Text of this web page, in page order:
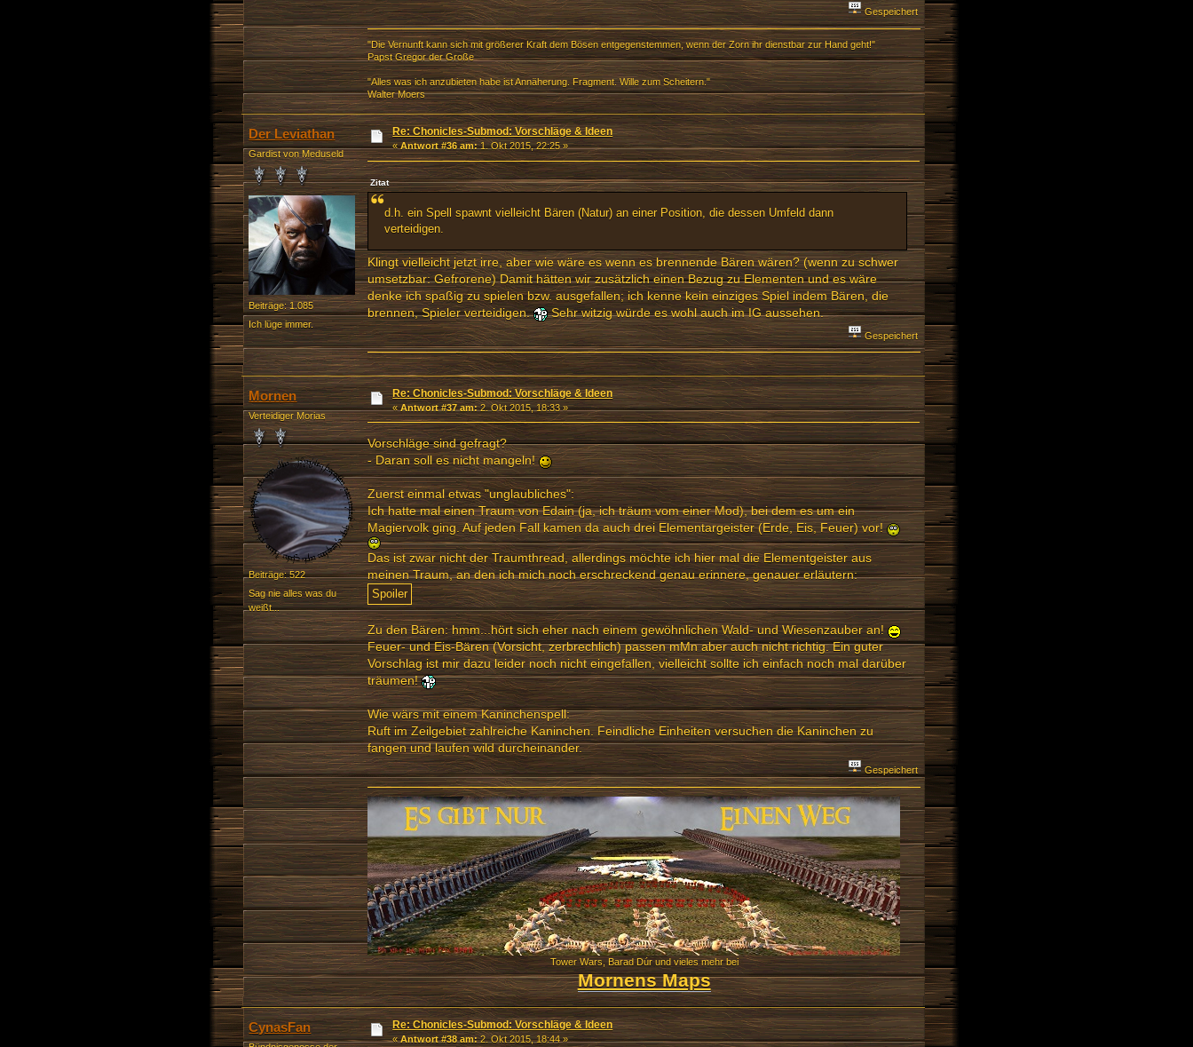
Gespeichert
"Die Vernunft kann sich mit größerer Kraft dem Bösen entgegenstemmen, wenn der Zorn ihr dienstbar zur Hand geht!"
Papst Gregor der Große
"Alles was ich anzubieten habe ist Annäherung. Fragment. Wille zum Scheitern."
Walter Moers
Der Leviathan
Gardist von Meduseld
Beiträge: 1.085
Ich lüge immer.
Re: Chonicles-Submod: Vorschläge & Ideen
«Antwort #36 am:1. Okt 2015, 22:25 »
Zitat
d.h. ein Spell spawnt vielleicht Bären (Natur) an einer Position, die dessen Umfeld dann
verteidigen.
Klingt vielleicht jetzt irre, aber wie wäre es wenn es brennende Bären wären? (wenn zu schwer
umsetzbar: Gefrorene) Damit hätten wir zusätzlich einen Bezug zu Elementen und es wäre
denke ich spaßig zu spielen bzw. ausgefallen; ich kenne kein einziges Spiel indem Bären, die
brennen, Spieler verteidigen.
Sehr witzig würde es wohl auch im IG aussehen.
Gespeichert
Mornen
Verteidiger Morias
Beiträge: 522
Sag nie alles was du
weißt...
Re: Chonicles-Submod: Vorschläge & Ideen
«Antwort #37 am:2. Okt 2015, 18:33 »
Vorschläge sind gefragt?
- Daran soll es nicht mangeln!
Zuerst einmal etwas "unglaubliches":
Ich hatte mal einen Traum von Edain (ja, ich träum vom einer Mod), bei dem es um ein
Magiervolk ging. Auf jeden Fall kamen da auch drei Elementargeister (Erde, Eis, Feuer) vor!
Das ist zwar nicht der Traumthread, allerdings möchte ich hier mal die Elementgeister aus
meinen Traum, an den ich mich noch erschreckend genau erinnere, genauer erläutern:
Zu den Bären: hmm...hört sich eher nach einem gewöhnlichen Wald- und Wiesenzauber an!
Feuer- und Eis-Bären (Vorsicht, zerbrechlich) passen mMn aber auch nicht richtig. Ein guter
Vorschlag ist mir dazu leider noch nicht eingefallen, vielleicht sollte ich einfach noch mal darüber
träumen!
Wie wärs mit einem Kaninchenspell:
Ruft im Zeilgebiet zahlreiche Kaninchen. Feindliche Einheiten versuchen die Kaninchen zu
fangen und laufen wild durcheinander.
Gespeichert
Tower Wars, Barad Dúr und vieles mehr bei
Mornens Maps
CynasFan Re: Chonicles-Submod: Vorschläge & Ideen
«Antwort #38 am:2. Okt 2015, 18:44 »